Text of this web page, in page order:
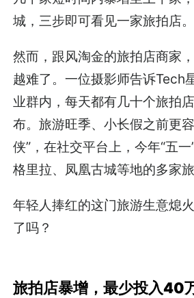
城，三步即可看见一家旅拍店。
然而，跟风淘金的旅拍店商家
越难了。一位摄影师告诉Tech
业群内，每天都有几十个旅拍
布。旅游旺季、小长假之前更
侠”，在社交平台上，今年“五
格里拉、凤凰古城等地的多家
年轻人捧红的这门旅游生意熄
了吗？
旅拍店暴增，最少投入40